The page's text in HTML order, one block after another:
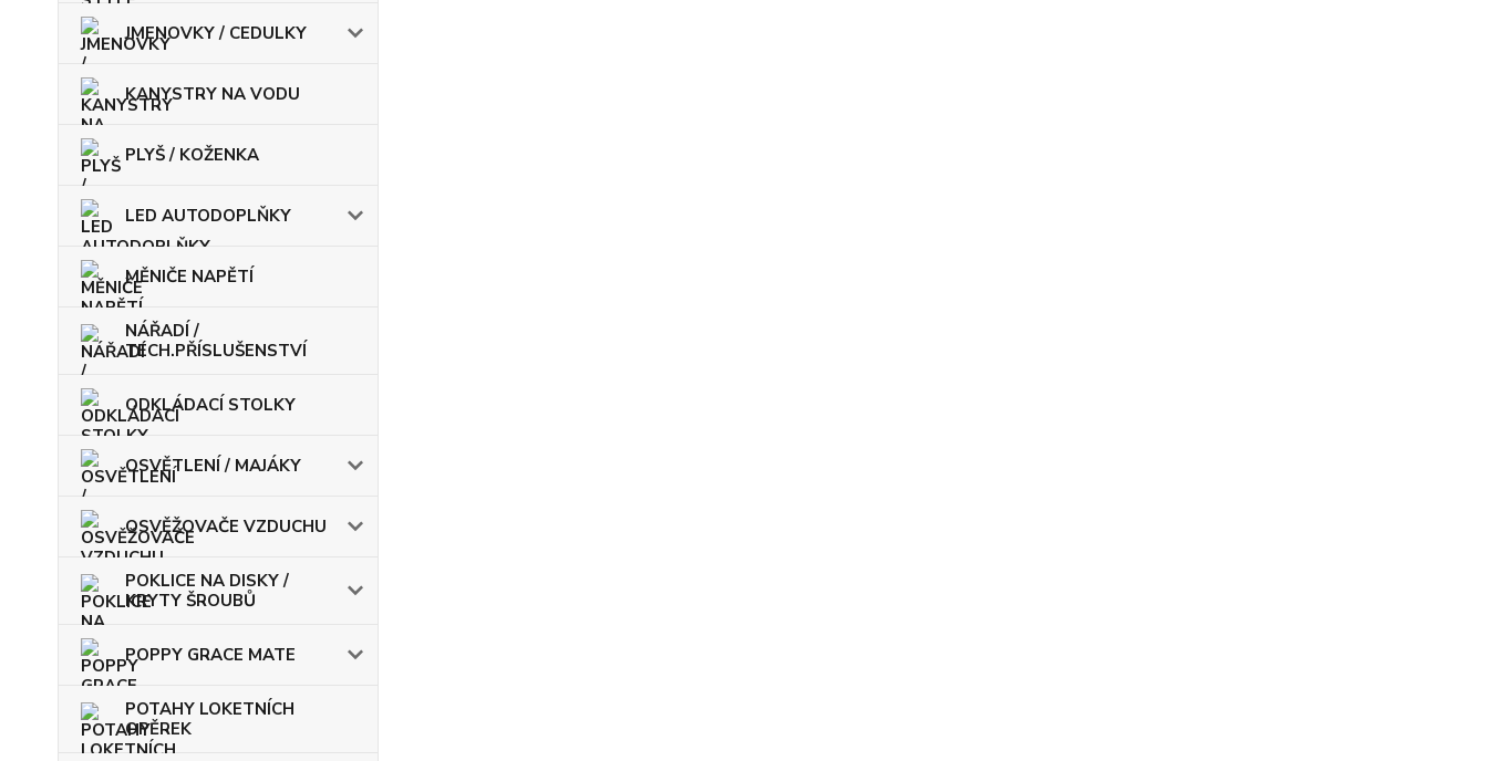
JMENOVKY / CEDULKY
KANYSTRY NA VODU
PLYŠ / KOŽENKA
LED AUTODOPLŇKY
MĚNIČE NAPĚTÍ
NÁŘADÍ /
TECH.PŘÍSLUŠENSTVÍ
ODKLÁDACÍ STOLKY
OSVĚTLENÍ / MAJÁKY
OSVĚŽOVAČE VZDUCHU
POKLICE NA DISKY /
KRYTY ŠROUBŮ
POPPY GRACE MATE
POTAHY LOKETNÍCH
OPĚREK